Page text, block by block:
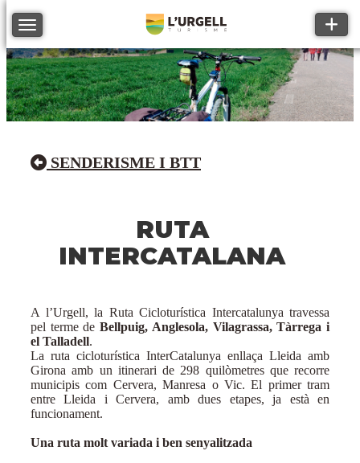
Toggle navigation
SENDERISME I BTT
RUTA
INTERCATALANA
A l’Urgell, la Ruta Cicloturística Intercatalunya travessa
pel terme deBellpuig, Anglesola, Vilagrassa, Tàrrega i
el Talladell.
La ruta cicloturística InterCatalunya enllaça Lleida amb
Girona amb un itinerari de 298 quilòmetres que recorre
municipis com Cervera, Manresa o Vic. El primer tram
entre Lleida i Cervera, amb dues etapes, ja està en
funcionament.
Una ruta molt variada i ben senyalitzada